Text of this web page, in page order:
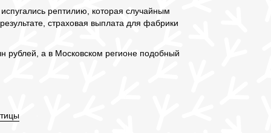
рептилию, которая случайным
страховая выплата для фабрики
рублей, а в Московском регионе подобный